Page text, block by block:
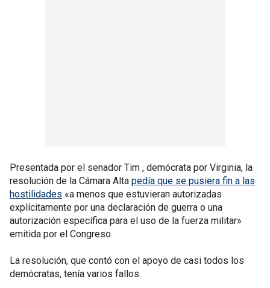
Presentada por el senador Tim , demócrata por Virginia, la
resolución de la Cámara Alta pedía que se pusiera fin a las
hostilidades «a menos que estuvieran autorizadas
explícitamente por una declaración de guerra o una
autorización específica para el uso de la fuerza militar»
emitida por el Congreso.
La resolución, que contó con el apoyo de casi todos los
demócratas, tenía varios fallos.